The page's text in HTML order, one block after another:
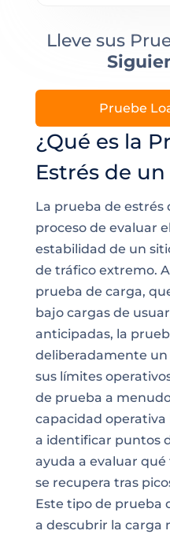
¿Qué es la
Estrés de
La prueba de estrés
proceso de evaluar
estabilidad de un
de tráfico extremo.
prueba de carga,
bajo cargas de
anticipadas, la
deliberadamente un
sus límites
de prueba a
capacidad
a identificar puntos
ayuda a evaluar
se recupera tras
Este tipo de prueba
a descubrir la carga
Lleve sus
Pruebe